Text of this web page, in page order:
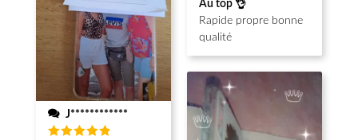
J************
sur 5
Au top 👌
Rapide propre bonne
qualité